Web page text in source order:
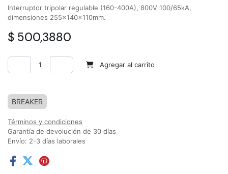
Interruptor tripolar regulable (160-400A), 800V 100/65kA,
dimensiones 255x140x110mm.
$ 500,3880
Agregar al carrito
BREAKER
Términos y condiciones
Garantía de devolución de 30 días
Envío: 2-3 días laborales